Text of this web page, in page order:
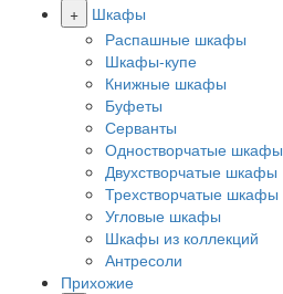
+
Шкафы
Распашные шкафы
Шкафы-купе
Книжные шкафы
Буфеты
Серванты
Одностворчатые шкафы
Двухстворчатые шкафы
Трехстворчатые шкафы
Угловые шкафы
Шкафы из коллекций
Антресоли
Прихожие